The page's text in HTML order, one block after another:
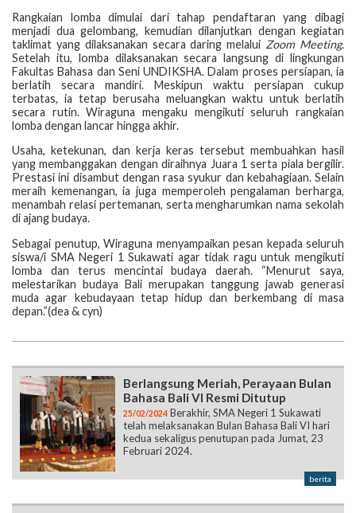
Rangkaian lomba dimulai dari tahap pendaftaran yang dibagi
menjadi dua gelombang, kemudian dilanjutkan dengan kegiatan
taklimat yang dilaksanakan secara daring melalui Zoom Meeting.
Setelah itu, lomba dilaksanakan secara langsung di lingkungan
Fakultas Bahasa dan Seni UNDIKSHA. Dalam proses persiapan, ia
berlatih secara mandiri. Meskipun waktu persiapan cukup
terbatas, ia tetap berusaha meluangkan waktu untuk berlatih
secara rutin. Wiraguna mengaku mengikuti seluruh rangkaian
lomba dengan lancar hingga akhir.
Usaha, ketekunan, dan kerja keras tersebut membuahkan hasil
yang membanggakan dengan diraihnya Juara 1 serta piala bergilir.
Prestasi ini disambut dengan rasa syukur dan kebahagiaan. Selain
meraih kemenangan, ia juga memperoleh pengalaman berharga,
menambah relasi pertemanan, serta mengharumkan nama sekolah
di ajang budaya.
Sebagai penutup, Wiraguna menyampaikan pesan kepada seluruh
siswa/i SMA Negeri 1 Sukawati agar tidak ragu untuk mengikuti
lomba dan terus mencintai budaya daerah. “Menurut saya,
melestarikan budaya Bali merupakan tanggung jawab generasi
muda agar kebudayaan tetap hidup dan berkembang di masa
depan.”(dea & cyn)
Berlangsung Meriah, Perayaan Bulan
Bahasa Bali VI Resmi Ditutup
25/02/2024 Berakhir, SMA Negeri 1 Sukawati
telah melaksanakan Bulan Bahasa Bali VI hari
kedua sekaligus penutupan pada Jumat, 23
Februari 2024.
berita